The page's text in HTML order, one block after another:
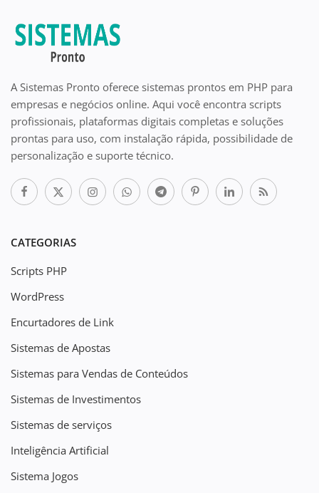
A Sistemas Pronto oferece sistemas prontos em PHP para
empresas e negócios online. Aqui você encontra scripts
profissionais, plataformas digitais completas e soluções
prontas para uso, com instalação rápida, possibilidade de
personalização e suporte técnico.
CATEGORIAS
Scripts PHP
WordPress
Encurtadores de Link
Sistemas de Apostas
Sistemas para Vendas de Conteúdos
Sistemas de Investimentos
Sistemas de serviços
Inteligência Artificial
Sistema Jogos